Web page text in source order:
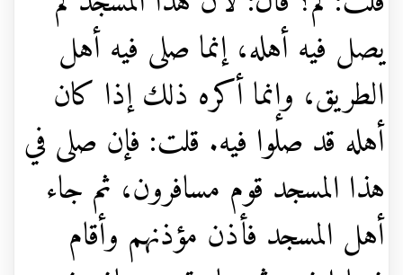
يصل فيه أهله، إنما صلى فيه أهل
الطريق، وإنما أكره ذلك إذا كان
أهله قد صلوا فيه. قلت: فإن صلى في
هذا المسجد قوم مسافرون، ثم جاء
أهل المسجد فأذن مؤذنهم وأقام